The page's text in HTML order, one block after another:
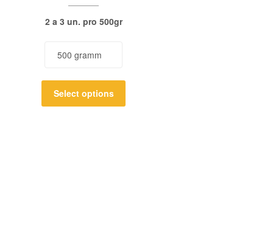
2 a 3 un. pro 500gr
Select options